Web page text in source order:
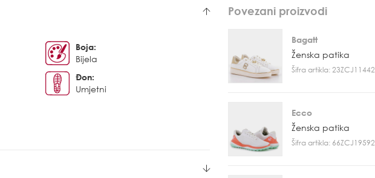
Boja:
Bijela
Đon:
Umjetni
Povezani proizvodi
Bagatt
Ženska patika
Šifra artikla: 23ZCJ11442
Ecco
Ženska patika
Šifra artikla: 66ZCJ19592